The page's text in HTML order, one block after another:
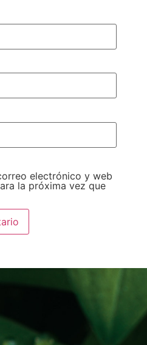
electrónico y web
la próxima vez que